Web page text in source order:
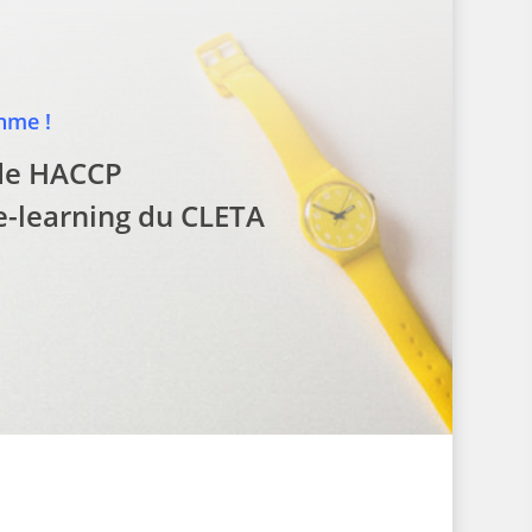
!
HACCP
du CLETA